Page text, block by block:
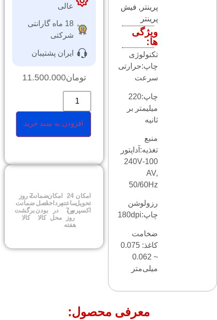
عالی
18 ماه گارانتی
شرکتی
ایران پشتیبان
تومان11.500.000
افزودن به سبد خرید
امکان
تحویل
اکسپرس
24
ساعته
و 7
روز
هفته
امکان
پرداخت
در
محل
ضمانت
اصل
بودن
کالا
7 روز
ضمانت
برگشت
کالا
پرینتر , فیش
پرینتر
ویژگی
ها:
تکنولوژی
چاپ:حرارتی
سرعت
چاپ:220
میلیمتر بر
ثانیه
منبع
تغذیه:آداپتور
100-240V
AV,
50/60Hz
رزولوشن
چاپ:180dpi
ضخامت
کاغذ: 0.075
~ 0.062
میلی‌متر
معرفی محصول: